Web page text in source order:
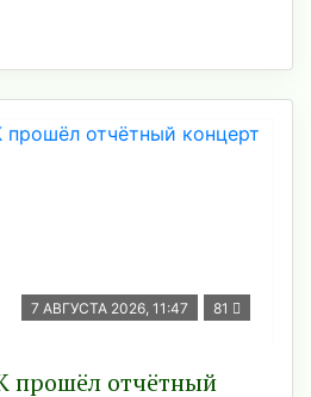
7 АВГУСТА 2026, 11:47 81
прошёл отчётный